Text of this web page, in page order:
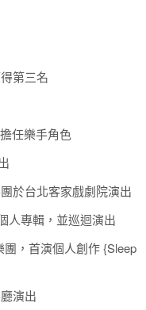
第三名
任樂手角色
於台北客家戲劇院演出
人專輯，並巡迴演出
，首演個人創作 {Sleep
演出